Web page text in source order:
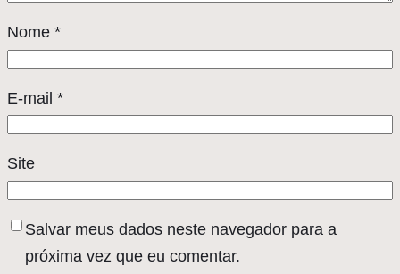
Nome *
E-mail *
Site
Salvar meus dados neste navegador para a
próxima vez que eu comentar.